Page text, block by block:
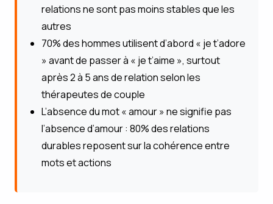
relations ne sont pas moins stables que les
autres
70% des hommes utilisent d’abord « je t’adore
» avant de passer à « je t’aime », surtout
après 2 à 5 ans de relation selon les
thérapeutes de couple
L’absence du mot « amour » ne signifie pas
l’absence d’amour : 80% des relations
durables reposent sur la cohérence entre
mots et actions